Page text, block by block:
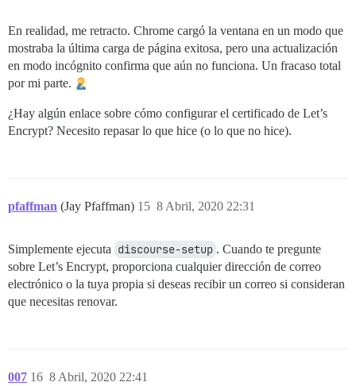
En realidad, me retracto. Chrome cargó la ventana en un modo que
mostraba la última carga de página exitosa, pero una actualización
en modo incógnito confirma que aún no funciona. Un fracaso total
por mi parte.
¿Hay algún enlace sobre cómo configurar el certificado de Let’s
Encrypt? Necesito repasar lo que hice (o lo que no hice).
pfaffman (Jay Pfaffman) 8 Abril, 2020 22:31
15
Simplemente ejecuta discourse-setup . Cuando te pregunte
sobre Let’s Encrypt, proporciona cualquier dirección de correo
electrónico o la tuya propia si deseas recibir un correo si consideran
que necesitas renovar.
007 8 Abril, 2020 22:41
16